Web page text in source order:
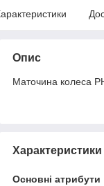
Опис
Маточина колеса
Характеристики
Основні атрибути